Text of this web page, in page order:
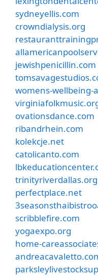
sydneyellis.com
crowndialysis.org
jewishpenicillin.com
womens-
ovationsdance.com
ribandrhein.com
kolekcje.net
catolicanto.com
trinityriverdallas.org
perfectplace.net
scribblefire.com
yogaexpo.org
home-